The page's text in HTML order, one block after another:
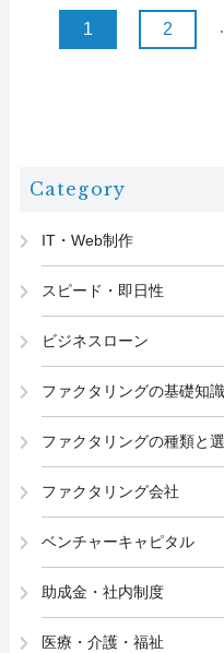
ときに検討したいのが、スピー
ーンです。無担保で利用できる
として活用されています。 本
1 2
Category
IT・Web制作
スピード・即日性
ビジネスローン
ファクタリングの基礎知識
ファクタリングの種類と
ファクタリング会社
ベンチャーキャピタル
助成金・社内制度
医療・介護・福祉